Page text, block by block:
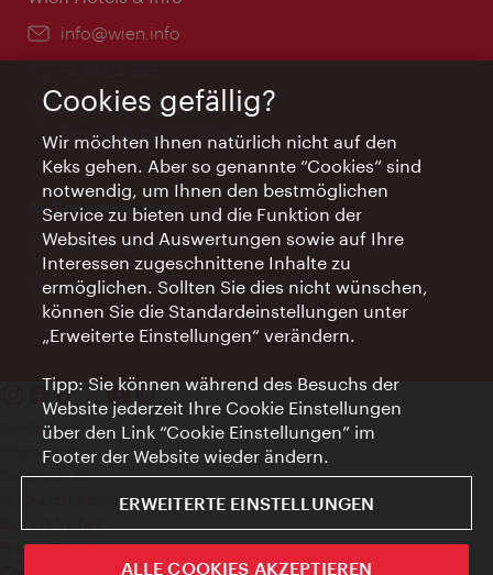
Email:
info@wien.info
Öffnungszeiten:
Montag - Freitag 9 – 17 Uhr
Feiertags geschlossen
AI Concierge Wien
Ort:
concierge.wien.info
Öffnungszeiten:
Informationen rund um die Uhr
Kontakt
Impressum
Datenschutz
Nutzungsbedingungen
Presse-Kontakt
Cookies gefällig?
Wir möchten Ihnen natürlich nicht auf den
Keks gehen. Aber so genannte “Cookies” sind
notwendig, um Ihnen den bestmöglichen
Service zu bieten und die Funktion der
Websites und Auswertungen sowie auf Ihre
Interessen zugeschnittene Inhalte zu
ermöglichen. Sollten Sie dies nicht wünschen,
können Sie die Standardeinstellungen unter
„Erweiterte Einstellungen“ verändern.
Tipp: Sie können während des Besuchs der
Website jederzeit Ihre Cookie Einstellungen
über den Link “Cookie Einstellungen” im
Footer der Website wieder ändern.
ERWEITERTE EINSTELLUNGEN
ALLE COOKIES AKZEPTIEREN